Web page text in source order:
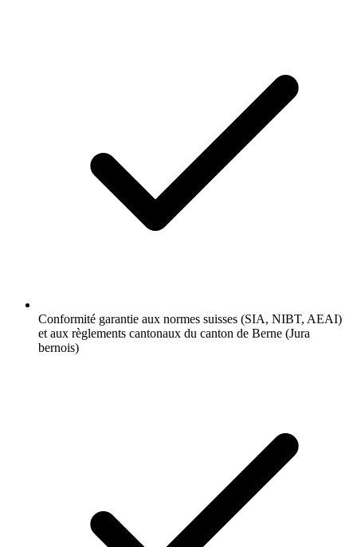
Conformité garantie aux normes suisses (SIA, NIBT, AEAI)
et aux règlements cantonaux du canton de Berne (Jura
bernois)